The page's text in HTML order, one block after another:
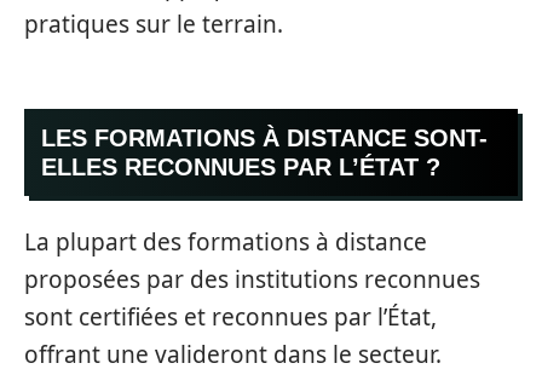
pratiques sur le terrain.
LES FORMATIONS À DISTANCE SONT-
ELLES RECONNUES PAR L’ÉTAT ?
La plupart des formations à distance
proposées par des institutions reconnues
sont certifiées et reconnues par l’État,
offrant une valideront dans le secteur.